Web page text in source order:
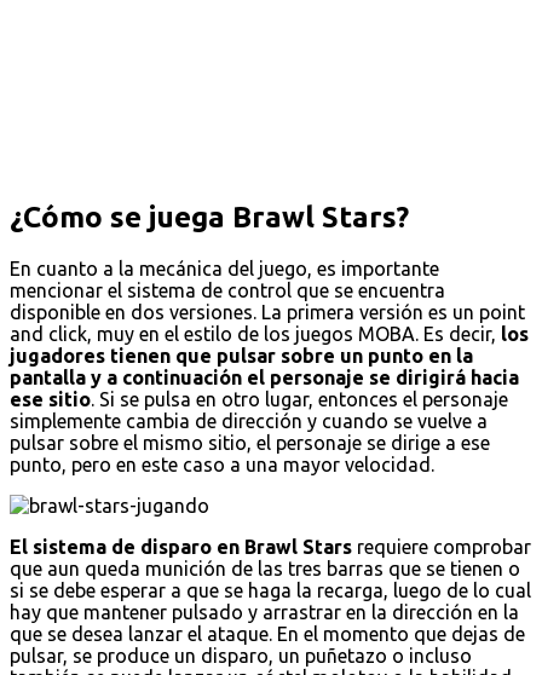
¿Cómo se juega Brawl Stars?
En cuanto a la mecánica del juego, es importante
mencionar el sistema de control que se encuentra
disponible en dos versiones. La primera versión es un point
and click, muy en el estilo de los juegos MOBA. Es decir, los
jugadores tienen que pulsar sobre un punto en la
pantalla y a continuación el personaje se dirigirá hacia
ese sitio. Si se pulsa en otro lugar, entonces el personaje
simplemente cambia de dirección y cuando se vuelve a
pulsar sobre el mismo sitio, el personaje se dirige a ese
punto, pero en este caso a una mayor velocidad.
El sistema de disparo en Brawl Stars requiere comprobar
que aun queda munición de las tres barras que se tienen o
si se debe esperar a que se haga la recarga, luego de lo cual
hay que mantener pulsado y arrastrar en la dirección en la
que se desea lanzar el ataque. En el momento que dejas de
pulsar, se produce un disparo, un puñetazo o incluso